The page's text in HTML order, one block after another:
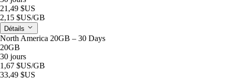
21,49 $US
2,15 $US/GB
Détails
North America 20GB – 30 Days
20GB
30 jours
1,67 $US/GB
33,49 $US